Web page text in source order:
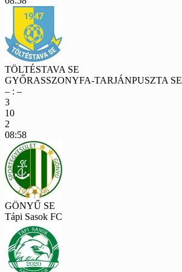
TÖLTÉSTAVA SE
GYŐRASSZONYFA-TARJÁNPUSZTA SE
– : –
3
10
2
08:58
GÖNYŰ SE
Tápi Sasok FC